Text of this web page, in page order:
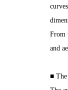
From
and
■